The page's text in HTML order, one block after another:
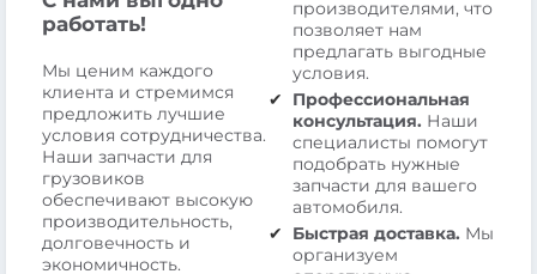
работать!
Мы ценим каждого
клиента и стремимся
предложить лучшие
условия сотрудничества.
Наши запчасти для
грузовиков
обеспечивают высокую
производительность,
долговечность и
экономичность.
производителями, что
позволяет нам
предлагать выгодные
условия.
Профессиональная
консультация. Наши
специалисты помогут
подобрать нужные
запчасти для вашего
автомобиля.
Быстрая доставка. Мы
организуем